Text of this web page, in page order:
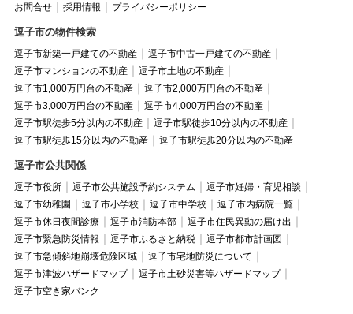
お問合せ
採用情報 プライバシーポリシー
逗子市の物件検索
逗子市新築一戸建ての不動産
逗子市中古一戸建ての不動産
逗子市マンションの不動産
逗子市土地の不動産
逗子市1,000万円台の不動産
逗子市2,000万円台の不動産
逗子市3,000万円台の不動産
逗子市4,000万円台の不動産
逗子市駅徒歩5分以内の不動産
逗子市駅徒歩10分以内の不動産
逗子市駅徒歩15分以内の不動産
逗子市駅徒歩20分以内の不動産
逗子市公共関係
逗子市役所 逗子市公共施設予約システム
逗子市妊婦・育児相談
逗子市幼稚園
逗子市小学校 逗子市中学校
逗子市内病院一覧
逗子市休日夜間診療
逗子市消防本部
逗子市住民異動の届け出
逗子市緊急防災情報
逗子市ふるさと納税
逗子市都市計画図
逗子市急傾斜地崩壊危険区域
逗子市宅地防災について
逗子市津波ハザードマップ
逗子市土砂災害等ハザードマップ
逗子市空き家バンク